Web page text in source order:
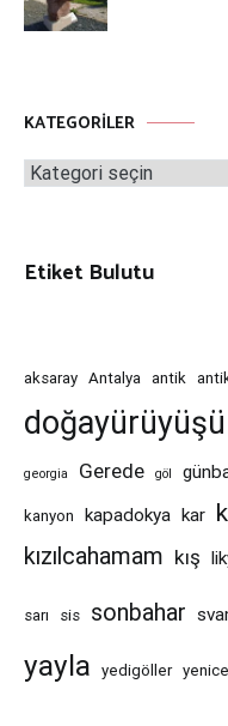
KATEGORILER
Kategoriler
Etiket Bulutu
aksaray Antalya antik
doğayürüyüşü
georgia Gerede göl
kanyon kapadokya kar
kızılcahamam kış
sarı sis sonbahar
yayla yedigöller yenice